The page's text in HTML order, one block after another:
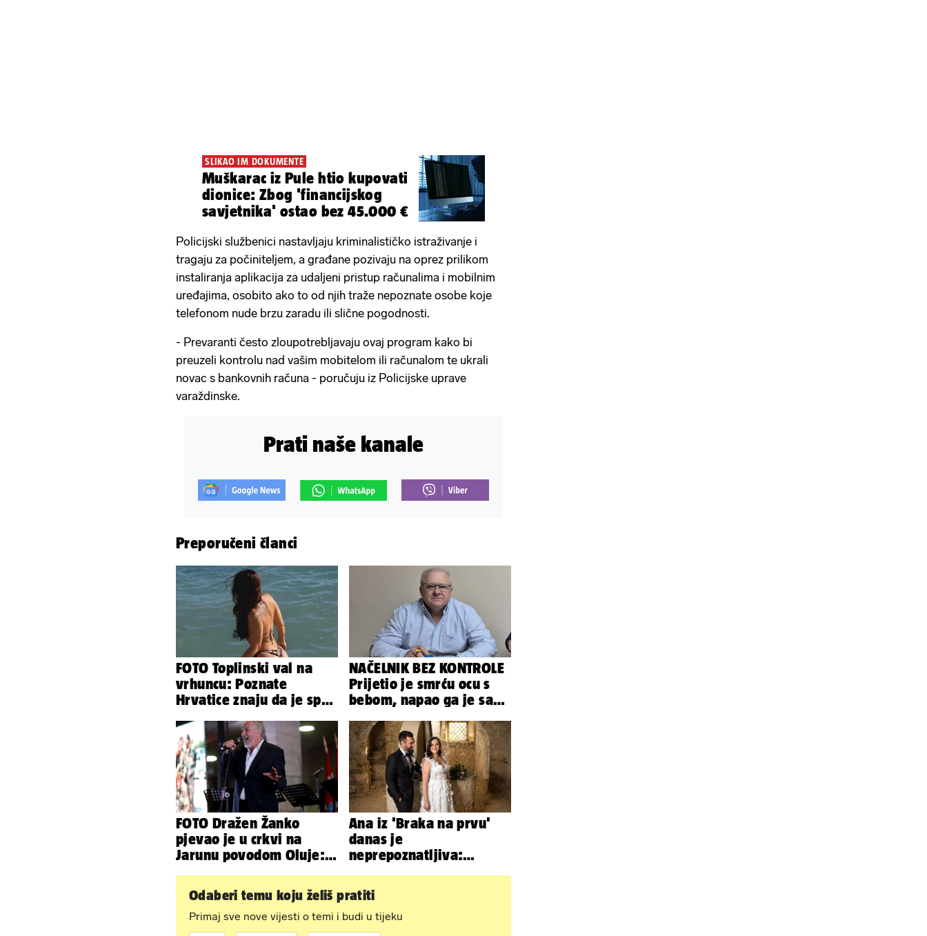
SLIKAO IM DOKUMENTE
Muškarac iz Pule htio kupovati
dionice: Zbog 'financijskog
savjetnika' ostao bez 45.000 €
Policijski službenici nastavljaju kriminalističko istraživanje i
tragaju za počiniteljem, a građane pozivaju na oprez prilikom
instaliranja aplikacija za udaljeni pristup računalima i mobilnim
uređajima, osobito ako to od njih traže nepoznate osobe koje
telefonom nude brzu zaradu ili slične pogodnosti.
- Prevaranti često zloupotrebljavaju ovaj program kako bi
preuzeli kontrolu nad vašim mobitelom ili računalom te ukrali
novac s bankovnih računa - poručuju iz Policijske uprave
varaždinske.
Prati naše kanale
Preporučeni članci
FOTO Toplinski val na
vrhuncu: Poznate
Hrvatice znaju da je spas
NAČELNIK BEZ KONTROLE
Prijetio je smrću ocu s
bebom, napao ga je sa
FOTO Dražen Žanko
pjevao je u crkvi na
Jarunu povodom Oluje:
nastup
Ana iz 'Braka na prvu'
danas je
neprepoznatljiva:
ovako sad izgleda
Odaberi temu koju želiš pratiti
Primaj sve nove vijesti o temi i budi u tijeku